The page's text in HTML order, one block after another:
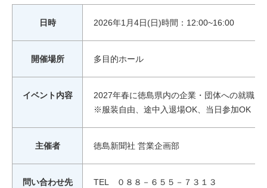
日時 2026年1月4日(日)時間：12:00~16:00
開催場所 多目的ホール
イベント内容
2027年春に徳島県内の企業・団体への就職
※服装自由、途中入退場OK、当日参加OK
主催者 徳島新聞社 営業企画部
問い合わせ先
TEL ０８８－６５５－７３１３